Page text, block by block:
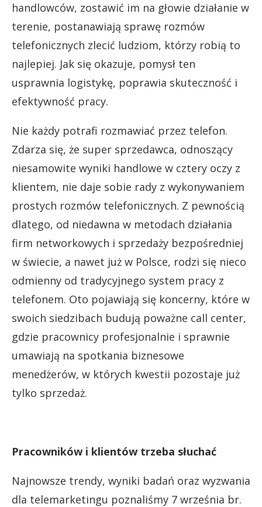
handlowców, zostawić im na głowie działanie w
terenie, postanawiają sprawę rozmów
telefonicznych zlecić ludziom, którzy robią to
najlepiej. Jak się okazuje, pomysł ten
usprawnia logistykę, poprawia skuteczność i
efektywność pracy.
Nie każdy potrafi rozmawiać przez telefon.
Zdarza się, że super sprzedawca, odnoszący
niesamowite wyniki handlowe w cztery oczy z
klientem, nie daje sobie rady z wykonywaniem
prostych rozmów telefonicznych. Z pewnością
dlatego, od niedawna w metodach działania
firm networkowych i sprzedaży bezpośredniej
w świecie, a nawet już w Polsce, rodzi się nieco
odmienny od tradycyjnego system pracy z
telefonem. Oto pojawiają się koncerny, które w
swoich siedzibach budują poważne call center,
gdzie pracownicy profesjonalnie i sprawnie
umawiają na spotkania biznesowe
menedżerów, w których kwestii pozostaje już
tylko sprzedaż.
Pracowników i klientów trzeba słuchać
Najnowsze trendy, wyniki badań oraz wyzwania
dla telemarketingu poznaliśmy 7 września br.